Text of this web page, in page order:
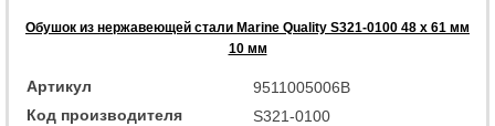
Обушок из нержавеющей стали Marine Quality S321-0100 48 x 61 мм
10 мм
Артикул
9511005006B
Код производителя
S321-0100